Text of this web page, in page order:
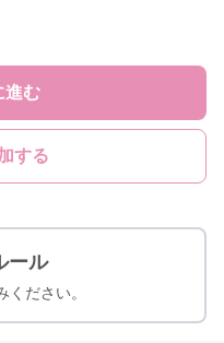
進む
する
ール
ください。